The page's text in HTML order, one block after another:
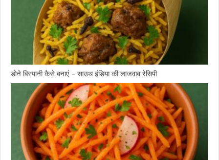
डोने बिरयानी कैसे बनाएं – साउथ इंडिया की लाजवाब रेसिपी